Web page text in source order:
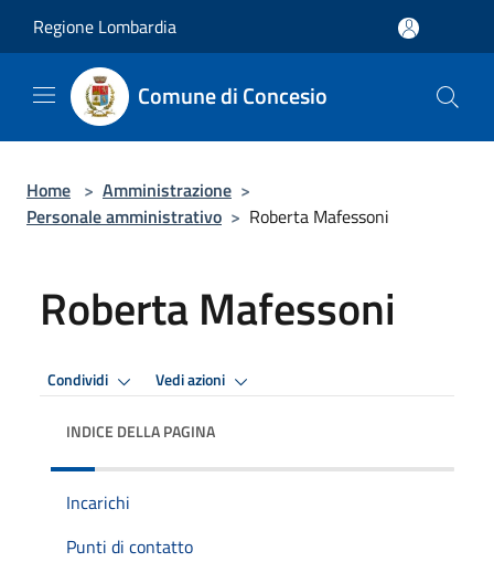
Regione Lombardia
Comune di Concesio
Home > Amministrazione >
Personale amministrativo > Roberta Mafessoni
Roberta Mafessoni
Condividi Vedi azioni
INDICE DELLA PAGINA
Incarichi
Punti di contatto